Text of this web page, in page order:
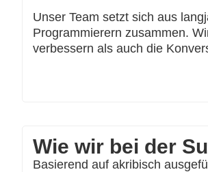
Unser Team setzt sich aus
Programmierern zusammen.
verbessern als auch die
Wie wir bei der
Basierend auf akribisch